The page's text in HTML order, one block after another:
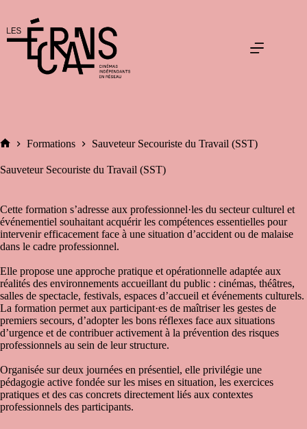
contenu
Formations Sauveteur Secouriste du Travail (SST)
Sauveteur Secouriste du Travail (SST)
Cette formation s’adresse aux professionnel·les du secteur culturel et
événementiel souhaitant acquérir les compétences essentielles pour
intervenir efficacement face à une situation d’accident ou de malaise
dans le cadre professionnel.
Elle propose une approche pratique et opérationnelle adaptée aux
réalités des environnements accueillant du public : cinémas, théâtres,
salles de spectacle, festivals, espaces d’accueil et événements culturels.
La formation permet aux participant·es de maîtriser les gestes de
premiers secours, d’adopter les bons réflexes face aux situations
d’urgence et de contribuer activement à la prévention des risques
professionnels au sein de leur structure.
Organisée sur deux journées en présentiel, elle privilégie une
pédagogie active fondée sur les mises en situation, les exercices
pratiques et des cas concrets directement liés aux contextes
professionnels des participants.